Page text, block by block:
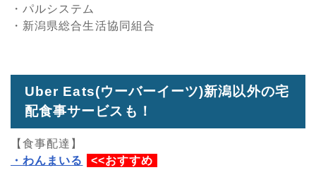
・パルシステム
・新潟県総合生活協同組合
Uber Eats(ウーバーイーツ)新潟以外の宅
配食事サービスも！
【食事配達】
・わんまいる
<<おすすめ